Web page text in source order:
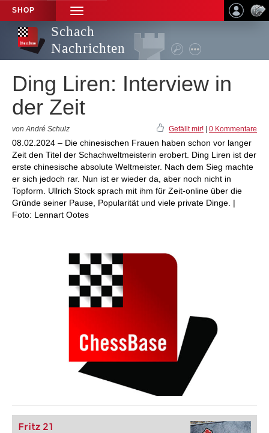
SHOP
TOGGLE
NAVIGATION
Schach
Nachrichten
Ding Liren: Interview in
der Zeit
von André Schulz Gefällt mir! 0 Kommentare
08.02.2024 – Die chinesischen Frauen haben schon vor langer
Zeit den Titel der Schachweltmeisterin erobert. Ding Liren ist der
erste chinesische absolute Weltmeister. Nach dem Sieg machte
er sich jedoch rar. Nun ist er wieder da, aber noch nicht in
Topform. Ullrich Stock sprach mit ihm für Zeit-online über die
Gründe seiner Pause, Popularität und viele private Dinge. |
Foto: Lennart Ootes
Fritz 21